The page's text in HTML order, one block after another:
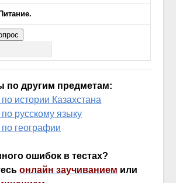
Питание.
по другим предметам:
истории Казахстана
русскому языку
географии
ошибок в тестах?
онлайн заучиванием или